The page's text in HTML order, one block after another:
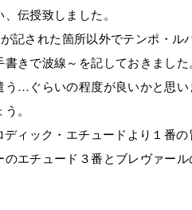
伝授致しました。
記された箇所以外でテンポ・
きで波線～を記しておきまし
…ぐらいの程度が良いかと思い
。
ィック・エチュードより１番の
エチュード３番とブレヴァー